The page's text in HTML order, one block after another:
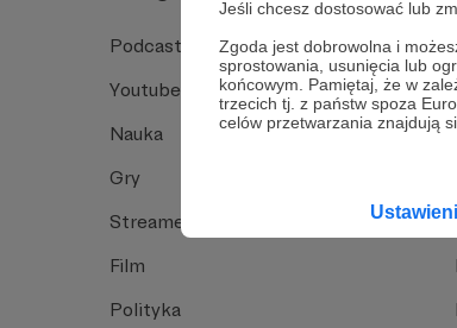
Jeśli chcesz dostosować lub
Zgoda jest dobrowolna i
sprostowania, usunięcia lub
końcowym. Pamiętaj, że w
trzecich tj. z państw spoza
celów przetwarzania znajdują
Podcast
Youtube
Nauka
Gry
Streamerzy
Film
Polityka